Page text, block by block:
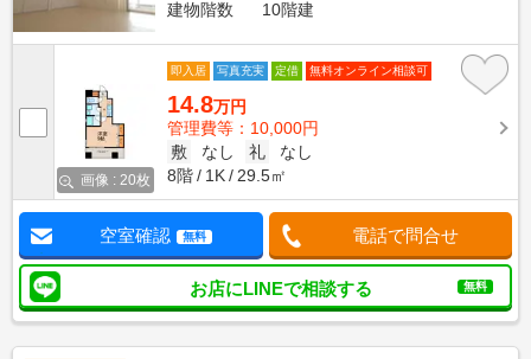
建物階数
10階建
画像 : 20枚
即入居 写真充実 定借 無料オンライン相談可
14.8万円
管理費等：10,000円
敷
なし 礼
なし
8階
1K 29.5㎡
空室確認 無料 電話で問合せ
お店にLINEで相談する 無料